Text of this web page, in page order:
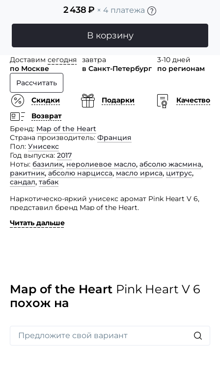
2 438₽ × 4 платежа
В корзину
Доставим сегодня
по Москве
завтра
в Санкт-Петербург
3-10 дней
по регионам
Рассчитать
Скидки
Подарки
Качество
Возврат
Бренд Map of the Heart
Страна производитель Франция
Пол Унисекс
Год выпуска 2017
Ноты базилик, неролиевое масло, абсолю жасмина,
ракитник, абсолю нарцисса, масло ириса, цитрус,
сандал, табак
Наркотическо-яркий унисекс аромат Pink Heart V 6,
представил бренд Map of the Heart.
Это древесно-цветочная композиция с игривым,
Читать дальше
Map of the Heart Pink Heart V 6
похож на